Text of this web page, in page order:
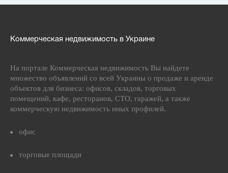
Коммерческая недвижимость в Украине
На портале Коммерческая недвижимость Вы найдете
множество объявлений со всей Украины о продаже и аренде
объектов для бизнеса: офисов, складов, торговых
помещений, кафе, ресторанов, СТО, гаражей, а также
коммерческую недвижимость иных профилей.
офис
торговые площади